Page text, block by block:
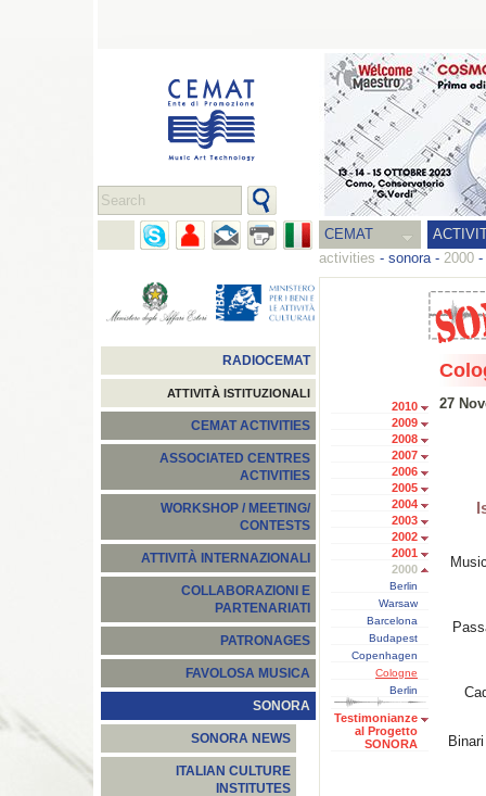
CEMAT
activities - sonora- 2000 -
RADIOCEMAT
ATTIVITÀ ISTITUZIONALI
CEMAT ACTIVITIES
ASSOCIATED CENTRES
ACTIVITIES
WORKSHOP / MEETING/
CONTESTS
ATTIVITÀ INTERNAZIONALI
COLLABORAZIONI E
PARTENARIATI
PATRONAGES
FAVOLOSA MUSICA
SONORA
SONORA NEWS
ITALIAN CULTURE
INSTITUTES
2010
2009
2008
2007
2006
2005
2004
2003
2002
2001
2000
Berlin
Warsaw
Barcelona
Budapest
Copenhagen
Cologne
Berlin
Testimonianze
al Progetto
SONORA
27